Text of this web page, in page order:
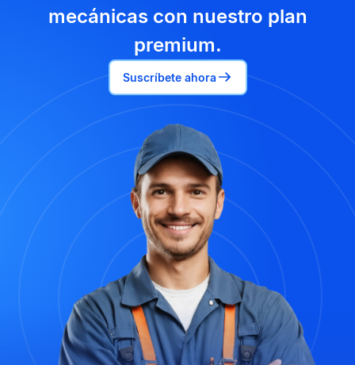
mecánicas con nuestro plan
premium.
Suscríbete ahora